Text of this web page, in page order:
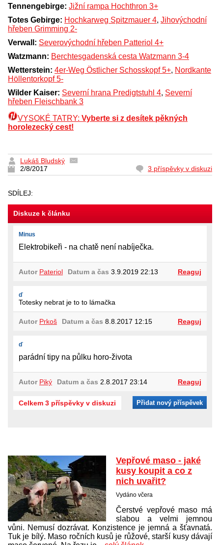
Tennengebirge: Jižní rampa Hochthron 3+
Totes Gebirge: Hochkarweg Spitzmauer 4, Jihovýchodní
hřeben Grimming 2-
Verwall: Severovýchodní hřeben Patteriol 4+
Watzmann: Berchtesgadenská cesta Watzmann 3-4
Wetterstein: 4er-Weg Östlicher Schosskopf 5+, Nordkante
Höllentorkopf 5-
Wilder Kaiser: Severní hrana Predigtstuhl 4, Severní
hřeben Fleischbank 3
VYSOKÉ TATRY: Vyberte si z desítek pěkných
horolezecký cest!
Lukáš Bludský
2/8/2017
3 příspěvky v diskuzi
SDÍLEJ:
Diskuze k článku
Minus
Elektrobikeři - na chatě není nabíječka.
Autor Pateriol Datum a čas 3.9.2019 22:13 Reaguj
ď
Totesky nebrat je to to lámačka
Autor Prkoš Datum a čas 8.8.2017 12:15 Reaguj
ď
parádní tipy na půlku horo-života
Autor Piký Datum a čas 2.8.2017 23:14 Reaguj
Celkem 3 příspěvky v diskuzi Přidat nový příspěvek
Vepřové maso - jaké
kusy koupit a co z
nich uvařit?
Vydáno včera
Čerstvé vepřové maso má
slabou a velmi jemnou
vůni. Nemusí dozrávat. Konzistence je jemná a šťavnatá.
Tuk je bílý. Maso ročních kusů je růžové, starší kusy dávají